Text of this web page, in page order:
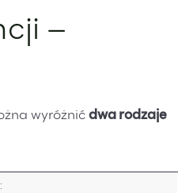
–
wyróżnić dwa rodzaje